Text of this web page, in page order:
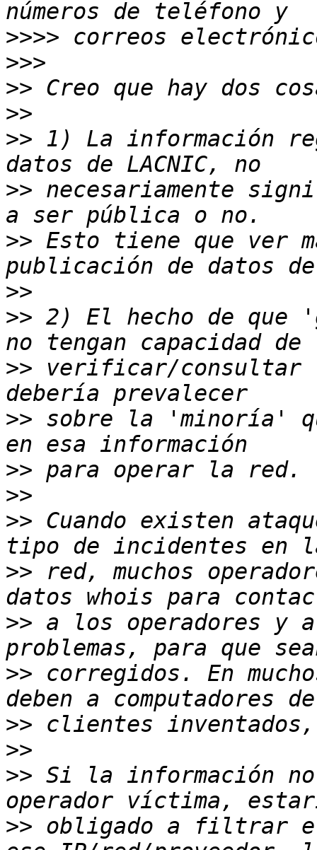
>>>>
>>>
>>
>>
>> 1) La información
>> necesariamente
>> Esto tiene que ver
>>
>> 2) El hecho de que
>> verificar/consultar
>> sobre la 'minoría'
>>
>>
>> Cuando existen
>> red, muchos
>> a los operadores y
>> corregidos. En
>>
>>
>> Si la información
>> obligado a filtrar